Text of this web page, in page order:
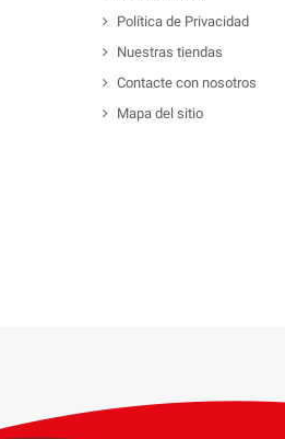
Política de Privacidad
Nuestras tiendas
Contacte con nosotros
Mapa del sitio